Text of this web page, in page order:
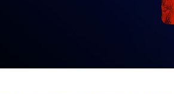
Un plugin de Moodle